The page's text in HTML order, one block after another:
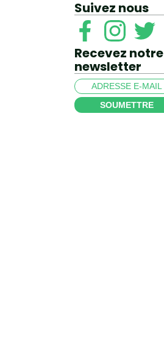
Suivez nous
Recevez notre
newsletter
SOUMETTRE